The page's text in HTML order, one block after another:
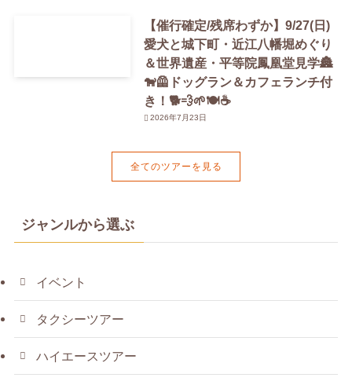
【催行確定/残席わずか】9/27(日)
愛犬と城下町・近江八幡堀めぐり
＆世界遺産・平等院鳳凰堂見学🏯
🐕‍🦺ドッグラン＆カフェランチ付
き！🐕💨🌱🍽️☕️
2026年7月23日
全てのツアーを見る
ジャンルから選ぶ
イベント
タクシーツアー
ハイエースツアー